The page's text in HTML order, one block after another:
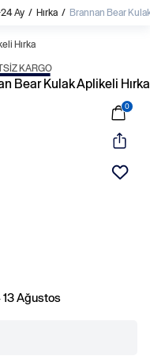
Ay / Hırka / Brannan Bear
Hırka
KARGO
0
Ağustos